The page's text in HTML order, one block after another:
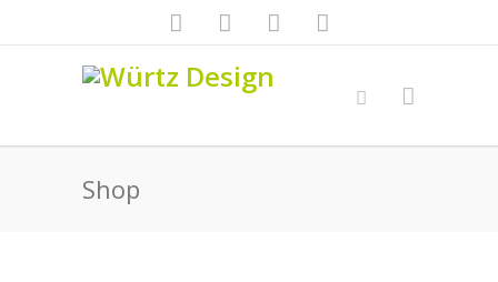
Shop